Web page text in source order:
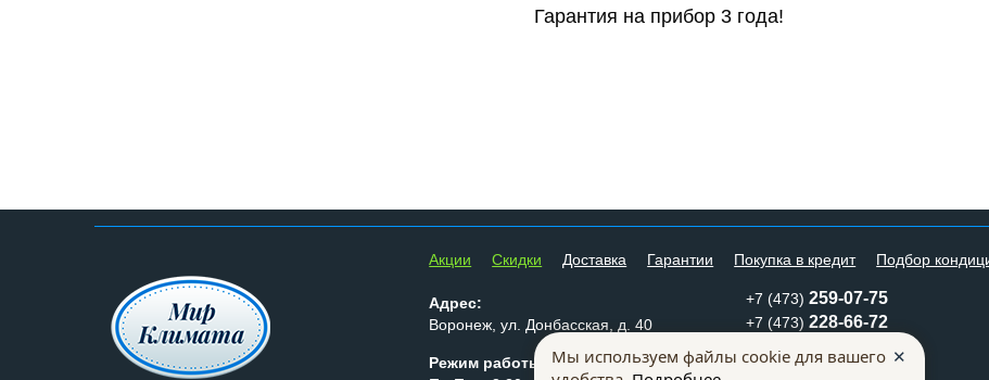
Гарантия на прибор 3 года!
Aкции Cкидки Доставка Гарантии Покупка в кредит Подбор
Адрес:
Воронеж, ул. Донбасская, д. 40
Режим работы:
+7 (473) 259-07-75
+7 (473) 228-66-72
Мы используем файлы cookie для вашего ✕